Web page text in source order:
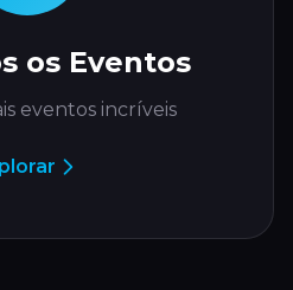
os Eventos
eventos incríveis